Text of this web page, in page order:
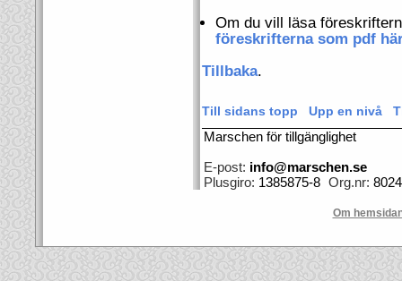
Om du vill läsa
föreskrifterna som pdf
Tillbaka.
Till sidans topp Upp en nivå
Marschen för tillgänglighet
E-post: info@marschen.se
Plusgiro: 1385875-8 Org.nr:
Om